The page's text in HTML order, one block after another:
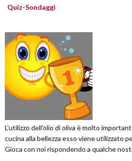
Quiz-Sondaggi
L'utilizzo dell'olio di oliva è molto
cucina alla bellezza esso viene utilizzato
Gioca con noi rispondendo a qualche